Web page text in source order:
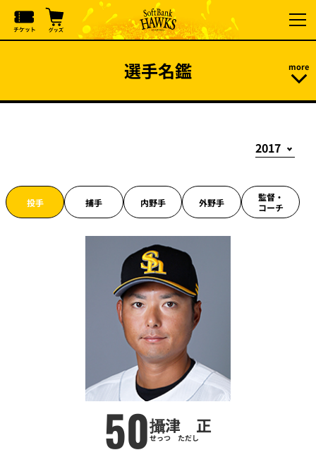
選手名鑑
投手 捕手 内野手 外野手
監督・
コーチ
50攝津 正
せっつ ただし